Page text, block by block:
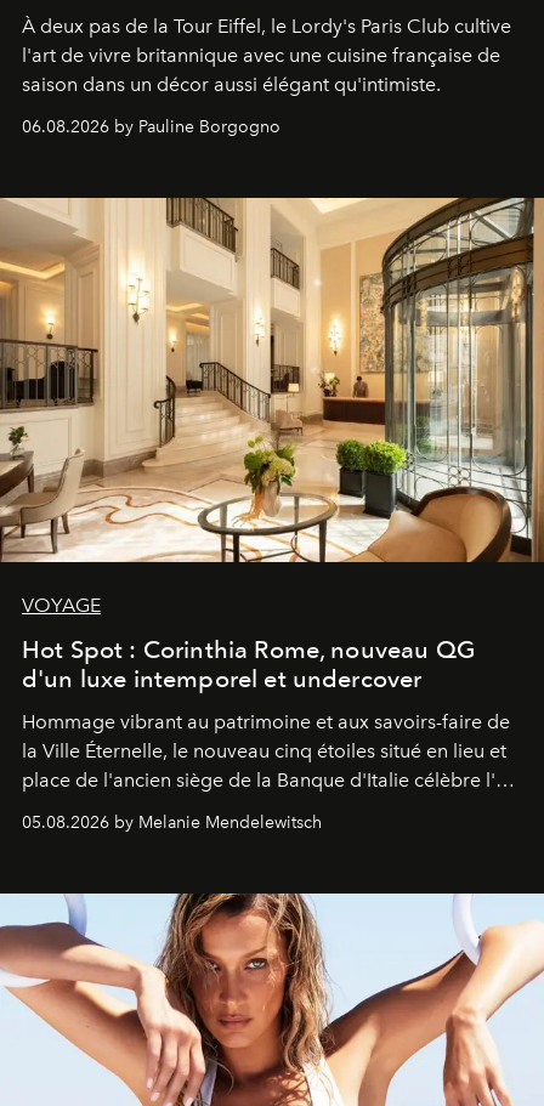
À deux pas de la Tour Eiffel, le Lordy's Paris Club cultive
l'art de vivre britannique avec une cuisine française de
saison dans un décor aussi élégant qu'intimiste.
06.08.2026 by Pauline Borgogno
VOYAGE
Hot Spot : Corinthia Rome, nouveau QG
d'un luxe intemporel et undercover
Hommage vibrant au patrimoine et aux savoirs-faire de
la Ville Éternelle, le nouveau cinq étoiles situé en lieu et
place de l'ancien siège de la Banque d'Italie célèbre l'art
de vivre Romain dans toute son élégance intemporelle.
05.08.2026 by Melanie Mendelewitsch